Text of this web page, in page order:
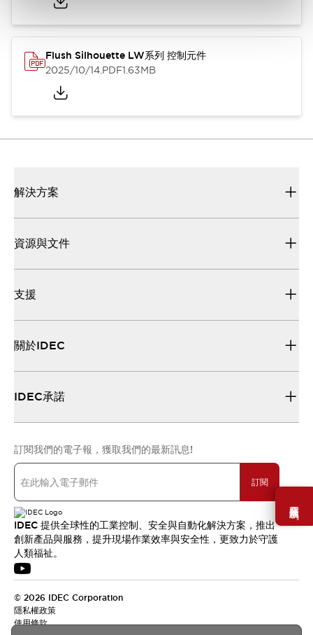
需要幫助嗎？
Flush Silhouette LW系列 控制元件
2025/10/14.PDF1.63MB
解決方案
資源與文件
支援
關於IDEC
IDEC承諾
訂閱我們的電子報，獲取我們的最新訊息!
訂閱
IDEC 提供全球性的工業控制、安全與自動化解決方案，推出
創新產品與服務，提升現場作業效率與安全性，更致力於守護
人類福祉。
© 2026 IDEC Corporation
隱私權政策
使用條款